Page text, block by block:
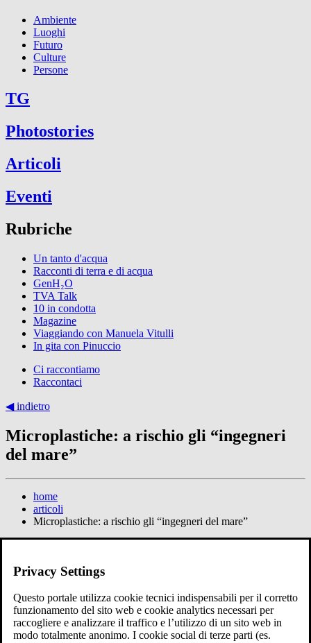
Ambiente
Luoghi
Futuro
Culture
Persone
TG
Photostories
Articoli
Eventi
Rubriche
Un tanto d'acqua
Racconti di terra e di acqua
GenH₂O
TVA Talk
10 in condotta
Magazine
Viaggiando con Manuela Vitulli
In gita con Pinuccio
Ci raccontiamo
Raccontaci
◀︎ indietro
Microplastiche: a rischio gli “ingegneri
del mare”
home
articoli
Microplastiche: a rischio gli “ingegneri del mare”
microplastiche
condividi su
Privacy Settings
Questo portale utilizza cookie tecnici indispensabili per il corretto
funzionamento del sito web e cookie analytics necessari per
raccogliere e analizzare il traffico e l’utilizzo di un sito web in
modo totalmente anonimo. I cookie social di terze parti (es.